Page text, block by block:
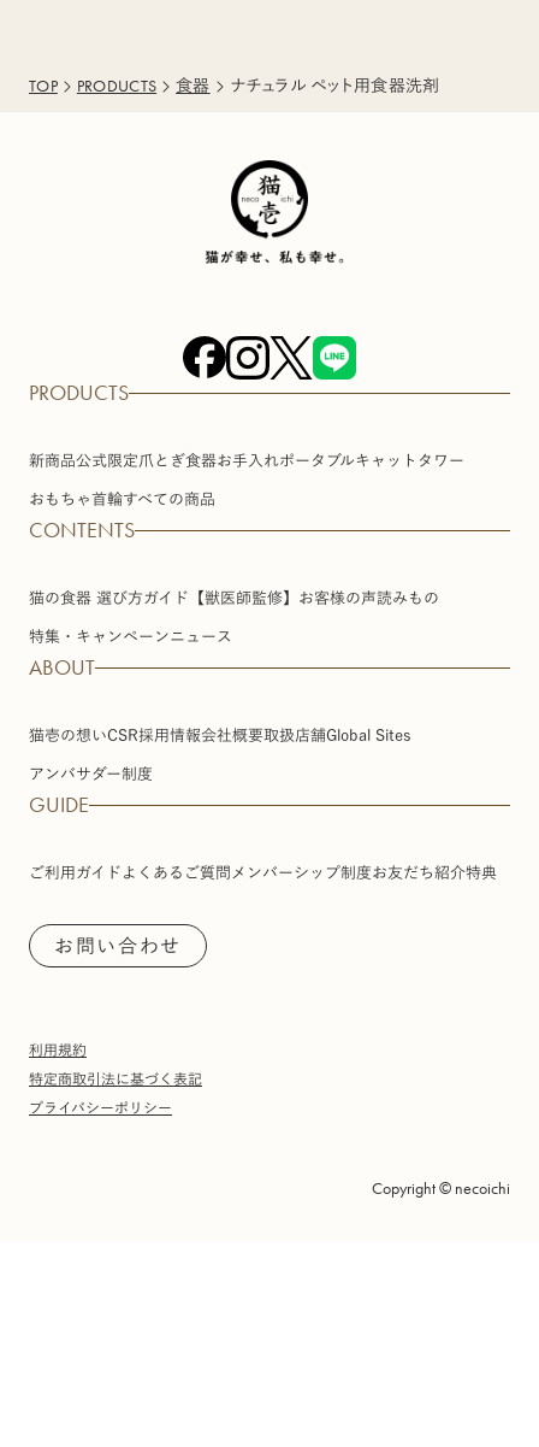
TOP PRODUCTS 食器 ナチュラル ペット用食器洗剤
PRODUCTS
新商品公式限定爪とぎ食器お手入れポータブル キャットタワー
おもちゃ首輪すべての商品
CONTENTS
猫の食器 選び方ガイド【獣医師監修】 お客様の声読みもの
特集・キャンペーンニュース
ABOUT
猫壱の想いCSR採用情報会社概要取扱店舗Global Sites
アンバサダー制度
GUIDE
ご利用ガイド よくあるご質問 メンバーシップ制度お友だち紹介特典
お問い合わせ
利用規約
特定商取引法に基づく表記
プライバシーポリシー
Copyright © necoichi